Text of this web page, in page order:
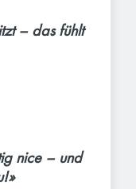
– das fühlt
nice – und